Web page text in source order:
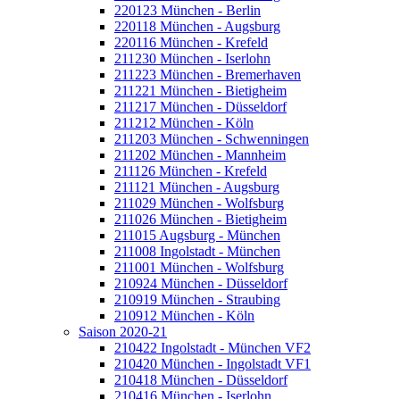
220123 München - Berlin
220118 München - Augsburg
220116 München - Krefeld
211230 München - Iserlohn
211223 München - Bremerhaven
211221 München - Bietigheim
211217 München - Düsseldorf
211212 München - Köln
211203 München - Schwenningen
211202 München - Mannheim
211126 München - Krefeld
211121 München - Augsburg
211029 München - Wolfsburg
211026 München - Bietigheim
211015 Augsburg - München
211008 Ingolstadt - München
211001 München - Wolfsburg
210924 München - Düsseldorf
210919 München - Straubing
210912 München - Köln
Saison 2020-21
210422 Ingolstadt - München VF2
210420 München - Ingolstadt VF1
210418 München - Düsseldorf
210416 München - Iserlohn